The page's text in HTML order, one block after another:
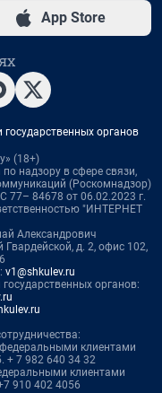
App Store
органов
(18+)
надзору в сфере связи,
(Роскомнадзор)
84678 от 06.02.2023 г.
"ИНТЕРНЕТ
Александрович
Гвардейской, д. 2, офис 102,
v1@shkulev.ru
органов:
клиентами
+ 7 982 640 34 32
клиентами
910 402 4056